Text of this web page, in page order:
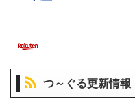
つ～ぐる更新情報